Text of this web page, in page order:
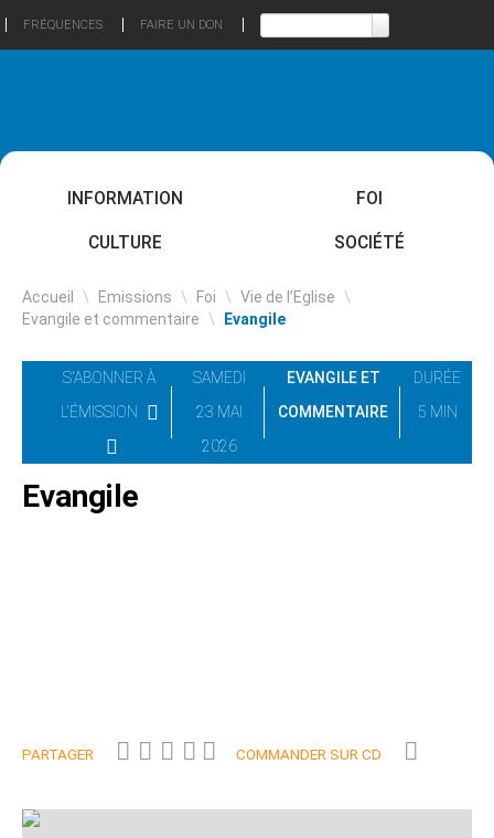
FRÉQUENCES FAIRE UN DON
INFORMATION FOI
CULTURE SOCIÉTÉ
Accueil \ Emissions \ Foi \ Vie de l’Eglise \
Evangile et commentaire \ Evangile
S'ABONNER À
L'ÉMISSION
SAMEDI
23 MAI
2026
EVANGILE ET
COMMENTAIRE
DURÉE
5 MIN
Evangile
PARTAGER COMMANDER SUR CD